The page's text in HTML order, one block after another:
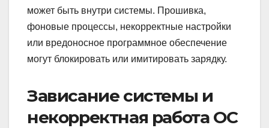
может быть внутри системы. Прошивка,
фоновые процессы, некорректные настройки
или вредоносное программное обеспечение
могут блокировать или имитировать зарядку.
Зависание системы и
некорректная работа ОС